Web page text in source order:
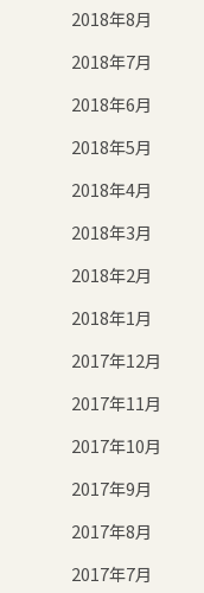
2018年8月
2018年7月
2018年6月
2018年5月
2018年4月
2018年3月
2018年2月
2018年1月
2017年12月
2017年11月
2017年10月
2017年9月
2017年8月
2017年7月